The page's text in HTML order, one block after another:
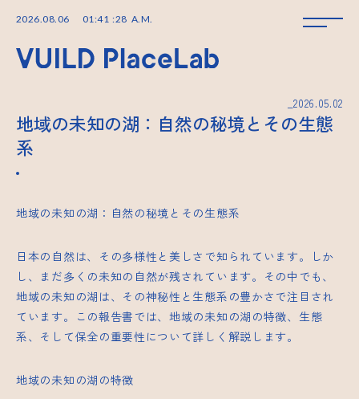
2026.08.06 01:41 :28 A.M.
_2026.05.02
地域の未知の湖：自然の秘境とその生態
系
地域の未知の湖：自然の秘境とその生態系
日本の自然は、その多様性と美しさで知られています。しか
し、まだ多くの未知の自然が残されています。その中でも、
地域の未知の湖は、その神秘性と生態系の豊かさで注目され
ています。この報告書では、地域の未知の湖の特徴、生態
系、そして保全の重要性について詳しく解説します。
地域の未知の湖の特徴